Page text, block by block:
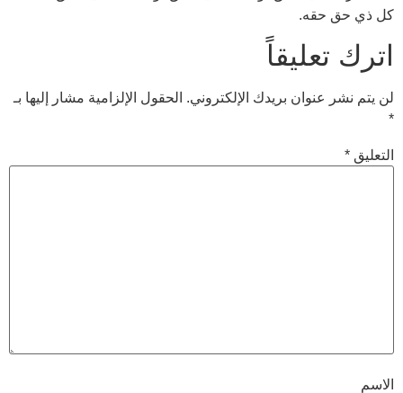
كل ذي حق حقه.
اترك تعليقاً
لن يتم نشر عنوان بريدك الإلكتروني. الحقول الإلزامية مشار إليها بـ
*
التعليق *
الاسم